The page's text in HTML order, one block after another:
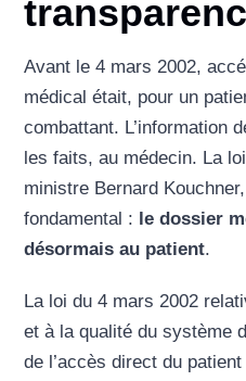
Avant le 4 mars 2002,
médical était, pour un
combattant. L’information
les faits, au médecin. La
ministre Bernard
fondamental : le dossier
désormais au patient.
La loi du 4 mars 2002
et à la qualité du système
de l’accès direct du patient